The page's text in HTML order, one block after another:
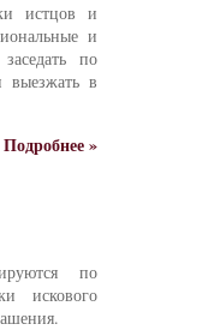
истцов и
и
по
выезжать в
Подробнее »
по
искового